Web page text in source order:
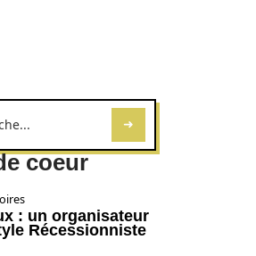
coeur
: un organisateur
Récessionniste